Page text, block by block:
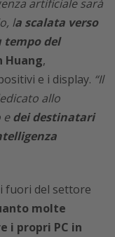
artificiale sarà
la scalata verso
tempo del
Huang,
e i display. “Il
allo
edei destinatari
fuori del settore
molte
i propri PC in